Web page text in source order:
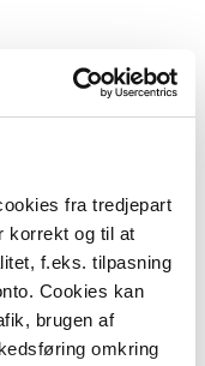
fra tredjepart
korrekt og til at
f.eks. tilpasning
Cookies kan
brugen af
omkring